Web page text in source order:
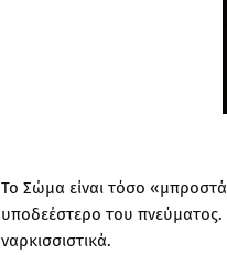
Το Σώμα είναι τόσο
υποδεέστερο του
ναρκισσιστικά.